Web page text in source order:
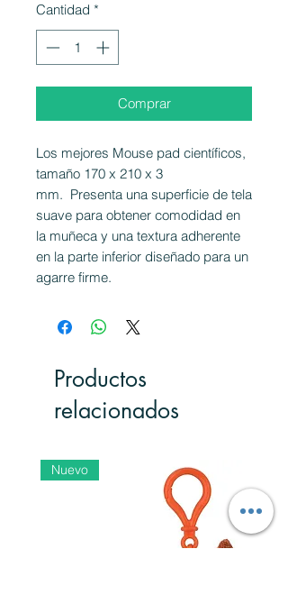
Cantidad *
Comprar
Los mejores Mouse pad científicos,
tamaño 170 x 210 x 3
mm. Presenta una superficie de tela
suave para obtener comodidad en
la muñeca y una textura adherente
en la parte inferior diseñado para un
agarre firme.
Productos
relacionados
Nuevo